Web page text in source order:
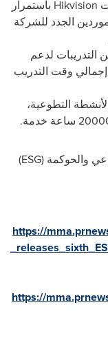
Hikvision باستمرار
تم فحص 100٪ من الموردين الجدد للشركة
التدريبات لدعم
وقت التدريب
التطوعية،
والحوكمة (ESG
)
https://
https://